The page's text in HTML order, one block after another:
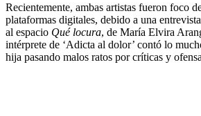
Recientemente, ambas artistas fueron foco
plataformas digitales, debido a una
al espacio Qué locura, de María Elvira
intérprete de ‘Adicta al dolor’ contó lo
hija pasando malos ratos por críticas y